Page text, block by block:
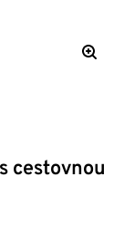
cestovnou